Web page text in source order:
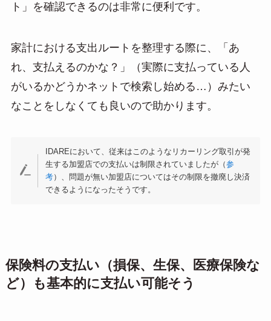
ト」を確認できるのは非常に便利です。
家計における支出ルートを整理する際に、「あ
れ、支払えるのかな？」（実際に支払っている人
がいるかどうかネットで検索し始める…）みたい
なことをしなくても良いので助かります。
IDAREにおいて、従来はこのようなリカーリング取引が発
生する加盟店での支払いは制限されていましたが（参
考）、問題が無い加盟店についてはその制限を撤廃し決済
できるようになったそうです。
保険料の支払い（損保、生保、医療保険な
ど）も基本的に支払い可能そう